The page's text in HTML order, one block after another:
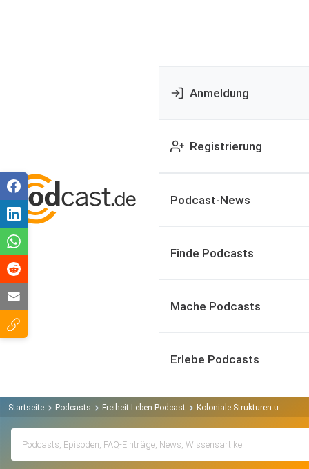
Anmeldung
Registrierung
Podcast-News
Finde Podcasts
Mache Podcasts
Erlebe Podcasts
Startseite Podcasts Freiheit Leben Podcast Koloniale Strukturen und